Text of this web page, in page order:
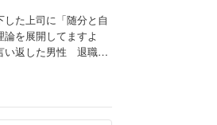
した上司に「随分と自
論を展開してますよ
い返した男性 退職届